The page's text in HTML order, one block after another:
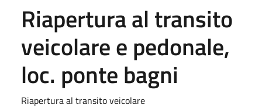
Riapertura al transito
veicolare e pedonale,
loc. ponte bagni
Riapertura al transito veicolare